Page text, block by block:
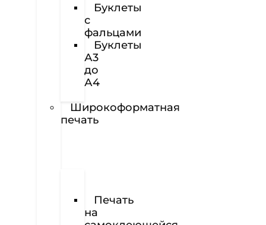
Буклеты
с
фальцами
Буклеты
А3
до
А4
Широкоформатная
печать
Печать
на